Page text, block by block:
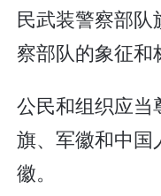
民武装警察部
察部队的象征和
公民和组织应当
旗、军徽和中国
徽。